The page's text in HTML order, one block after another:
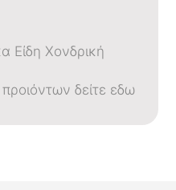
Είδη Χονδρική
δείτε εδω